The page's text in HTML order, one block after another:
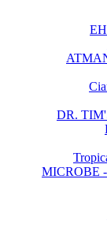
מיקרוב ליפט מתוקים - MICROBE